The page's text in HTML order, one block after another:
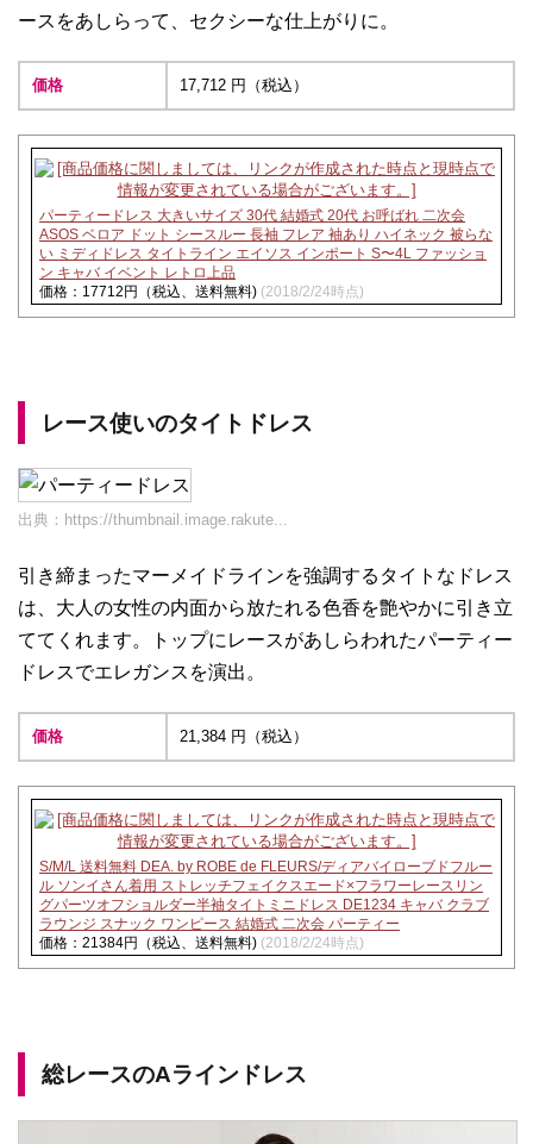
ースをあしらって、セクシーな仕上がりに。
価格 17,712 円（税込）
パーティードレス 大きいサイズ 30代 結婚式 20代 お呼ばれ 二次会
ASOS ベロア ドット シースルー 長袖 フレア 袖あり ハイネック 被らな
い ミディドレス タイトライン エイソス インポート S〜4L ファッショ
ン キャバ イベント レトロ上品
価格：17712円（税込、送料無料) (2018/2/24時点)
レース使いのタイトドレス
出典： https://thumbnail.image.rakute...
引き締まったマーメイドラインを強調するタイトなドレス
は、大人の女性の内面から放たれる色香を艶やかに引き立
ててくれます。トップにレースがあしらわれたパーティー
ドレスでエレガンスを演出。
価格 21,384 円（税込）
S/M/L 送料無料 DEA. by ROBE de FLEURS/ディアバイローブドフルー
ル ソンイさん着用 ストレッチフェイクスエード×フラワーレースリン
グパーツオフショルダー半袖タイトミニドレス DE1234 キャバ クラブ
ラウンジ スナック ワンピース 結婚式 二次会 パーティー
価格：21384円（税込、送料無料) (2018/2/24時点)
総レースのAラインドレス